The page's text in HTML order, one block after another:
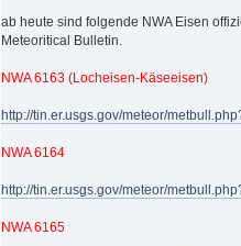
ab heute sind folgende NWA Eisen
Meteoritical Bulletin.
NWA 6163 (Locheisen-Käseeisen)
http://tin.er.usgs.gov/meteor/
NWA 6164
http://tin.er.usgs.gov/meteor/
NWA 6165